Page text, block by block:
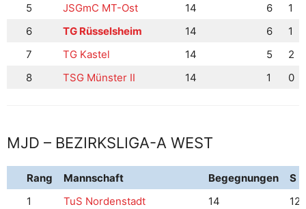
5
JSGmC MT-Ost 14 6
1
6
TG Rüsselsheim 14 6
1
7
TG Kastel 14 5
2
8
TSG Münster II 14 1 0
MJD – BEZIRKSLIGA-A WEST
Rang Mannschaft Begegnungen
S
1
TuS Nordenstadt 14
12